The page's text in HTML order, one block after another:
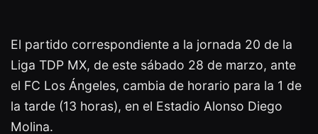
El partido correspondiente a la jornada 20 de la
Liga TDP MX, de este sábado 28 de marzo, ante
el FC Los Ángeles, cambia de horario para la 1 de
la tarde (13 horas), en el Estadio Alonso Diego
Molina.